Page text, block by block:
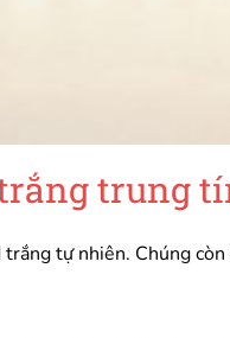
trung
tự nhiên. Chúng